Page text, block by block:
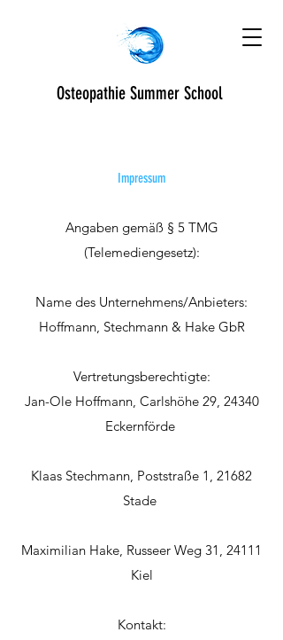
Osteopathie Summer School
Impressum
Angaben gemäß § 5 TMG
(Telemediengesetz):
Name des Unternehmens/Anbieters:
Hoffmann, Stechmann & Hake GbR
Vertretungsberechtigte:
Jan-Ole Hoffmann, Carlshöhe 29, 24340
Eckernförde
Klaas Stechmann, Poststraße 1, 21682
Stade
Maximilian Hake, Russeer Weg 31, 24111
Kiel
Kontakt: